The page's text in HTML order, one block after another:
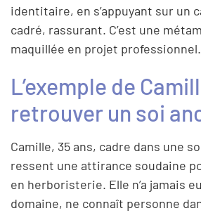
identitaire, en s’appuyant sur un
cadré, rassurant. C’est une
maquillée en projet professionnel.
L’exemple de
retrouver un soi
Camille, 35 ans, cadre dans une
ressent une attirance soudaine
en herboristerie. Elle n’a jamais
domaine, ne connaît personne